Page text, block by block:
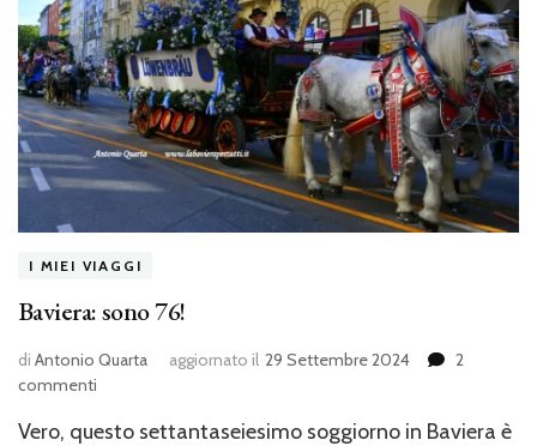
I MIEI VIAGGI
Baviera: sono 76!
di Antonio Quarta aggiornato il 29 Settembre 2024
2
commenti
sono
Vero, questo settantaseiesimo soggiorno in Baviera è